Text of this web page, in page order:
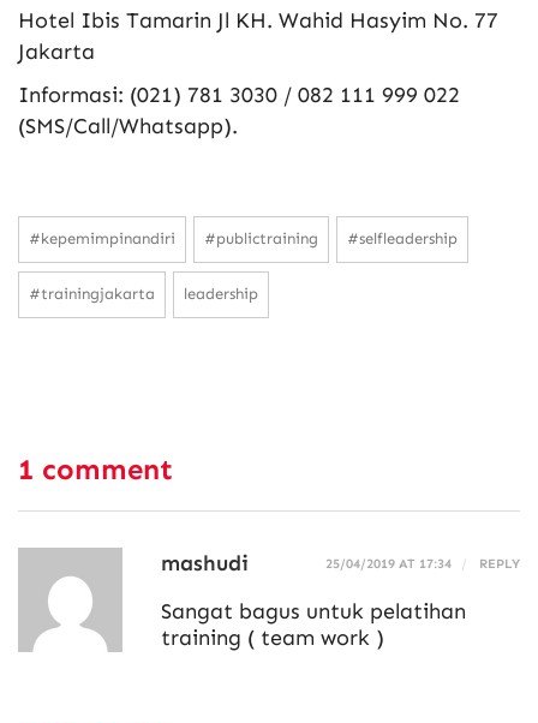
Hotel Ibis Tamarin Jl KH. Wahid Hasyim No. 77
Jakarta
Informasi: (021) 781 3030 / 082 111 999 022
(SMS/Call/Whatsapp).
#kepemimpinandiri #publictraining #selfleadership
#trainingjakarta leadership
1 comment
mashudi 25/04/2019 AT 17:34 REPLY
Sangat bagus untuk pelatihan
training ( team work )